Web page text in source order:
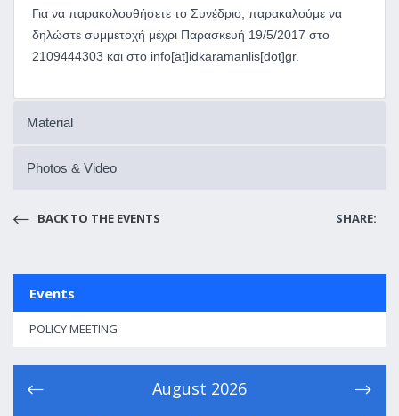
Για να παρακολουθήσετε το Συνέδριο, παρακαλούμε να
δηλώστε συμμετοχή μέχρι Παρασκευή 19/5/2017 στο
2109444303 και στο info[at]idkaramanlis[dot]gr.
Material
Photos & Video
BACK TO THE EVENTS SHARE:
Events
POLICY MEETING
August 2026